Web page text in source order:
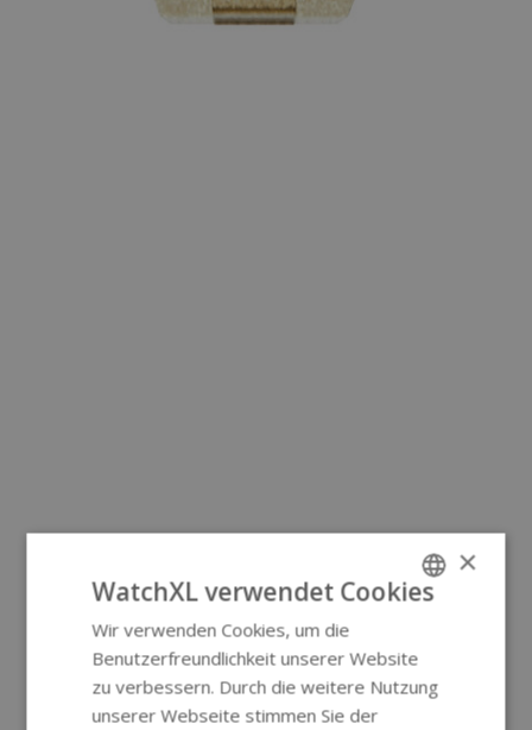
GERMAN
×
WatchXL verwendet Cookies
Wir verwenden Cookies, um die
Benutzerfreundlichkeit unserer Website
zu verbessern. Durch die weitere Nutzung
unserer Webseite stimmen Sie der